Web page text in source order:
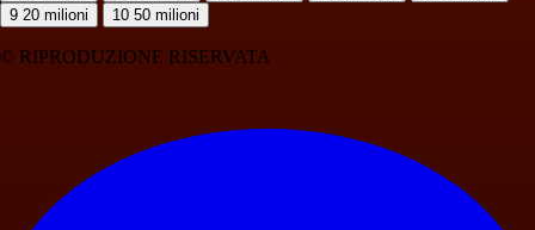
9 20 milioni 10 50 milioni
© RIPRODUZIONE RISERVATA